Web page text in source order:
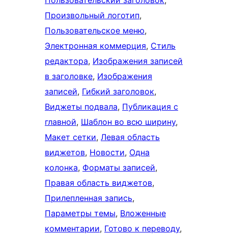
Произвольный логотип
Пользовательское меню
Электронная коммерция, Стиль
редактора, Изображения записей
в заголовке, Изображения
записей, Гибкий заголовок
Виджеты подвала, Публикация с
главной, Шаблон во всю ширину
Макет сетки, Левая область
виджетов, Новости, Одна
колонка, Форматы записей
Правая область виджетов
Прилепленная запись
Параметры темы, Вложенные
комментарии, Готово к переводу